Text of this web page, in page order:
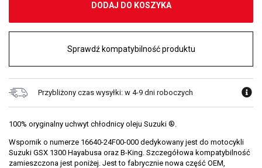
DODAJ DO KOSZYKA
Sprawdź kompatybilność produktu
Przybliżony czas wysyłki: w 4-9 dni roboczych
100% oryginalny uchwyt chłodnicy oleju Suzuki ®.
Wspornik o numerze 16640-24F00-000 dedykowany jest do motocykli
Suzuki GSX 1300 Hayabusa oraz B-King. Szczegółowa kompatybilność
zamieszczona jest poniżej. Jest to fabrycznie nowa część OEM,